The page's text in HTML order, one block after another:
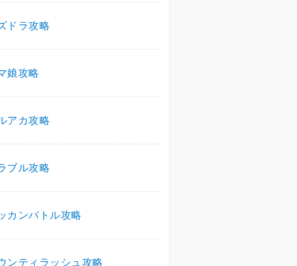
ドラ攻略
娘攻略
アカ攻略
ブル攻略
カンバトル攻略
ンティラッシュ攻略